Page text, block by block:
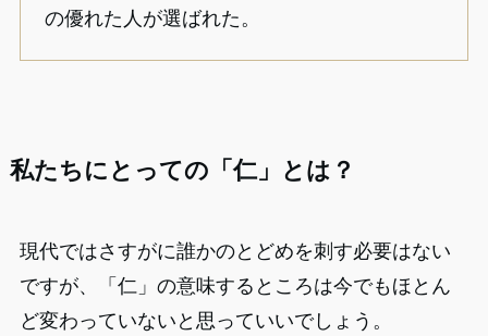
の優れた人が選ばれた。
私たちにとっての「仁」とは？
現代ではさすがに誰かのとどめを刺す必要はない
ですが、「仁」の意味するところは今でもほとん
ど変わっていないと思っていいでしょう。